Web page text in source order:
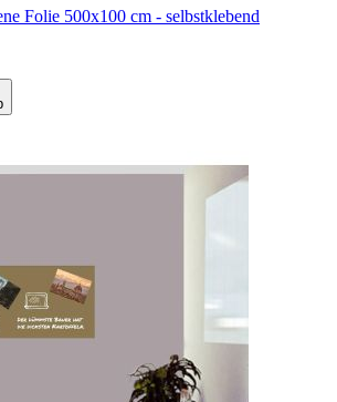
Folie 500x100 cm - selbstklebend